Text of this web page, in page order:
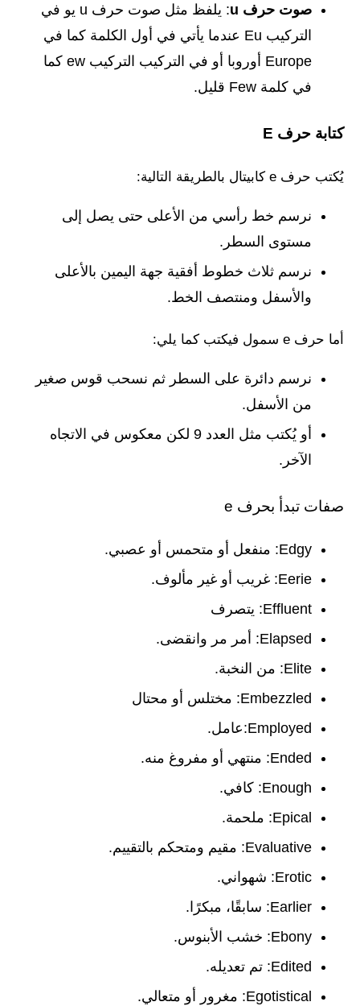
صوت حرف u
: يلفظ مثل صوت حرف u يو في
التركيب Eu عندما يأتي في أول الكلمة كما في
Europe أوروبا أو في التركيب التركيب ew كما
في كلمة Few قليل.
كتابة حرف E
يُكتب حرف e كابيتال بالطريقة التالية:
نرسم خط رأسي من الأعلى حتى يصل إلى
مستوى السطر.
نرسم ثلاث خطوط أفقية جهة اليمين بالأعلى
والأسفل ومنتصف الخط.
أما حرف e سمول فيكتب كما يلي:
نرسم دائرة على السطر ثم نسحب قوس صغير
من الأسفل.
أو يُكتب مثل العدد 9 لكن معكوس في الاتجاه
الآخر.
صفات تبدأ بحرف e
Edgy: منفعل أو متحمس أو عصبي.
Eerie: غريب أو غير مألوف.
Effluent: يتصرف
Elapsed: أمر مر وانقضى.
Elite: من النخبة.
Embezzled: مختلس أو محتال
Employed:عامل.
Ended: منتهي أو مفروغ منه.
Enough: كافي.
Epical: ملحمة.
Evaluative: مقيم ومتحكم بالتقييم.
Erotic: شهواني.
Earlier: سابقًا، مبكرًا.
Ebony: خشب الأبنوس.
Edited: تم تعديله.
Egotistical: مغرور أو متعالي.